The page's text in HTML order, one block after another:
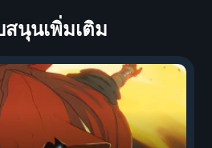
นุนเพิ่มเติม